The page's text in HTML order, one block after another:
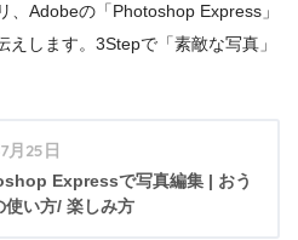
、Adobeの「Photoshop Express」
します。3Stepで「素敵な写真」
月25日
Expressで写真編集 | おう
使い方/ 楽しみ方